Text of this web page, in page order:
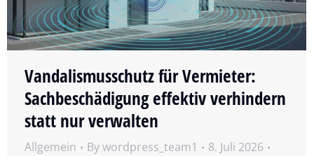
Vandalismusschutz für Vermieter:
Sachbeschädigung effektiv verhindern
statt nur verwalten
Allgemein Bywordpress_team1
8. Juli 2026